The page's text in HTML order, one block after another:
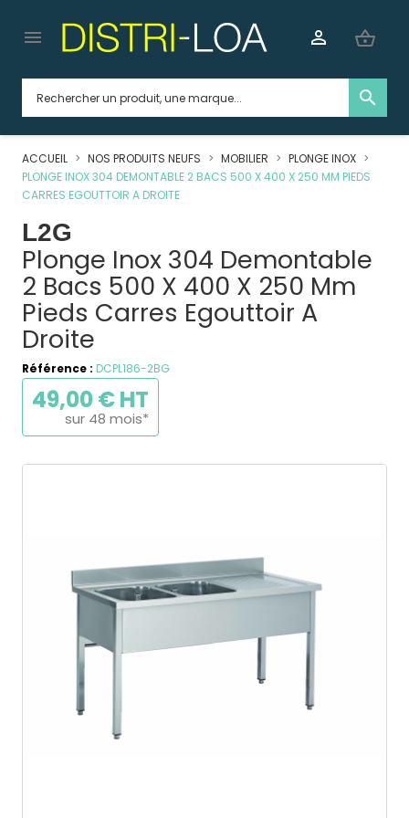
search
 shopping_basket

ACCUEIL NOS PRODUITS NEUFS MOBILIER
PLONGE INOX
PLONGE INOX 304 DEMONTABLE 2 BACS 500 X 400 X 250 MM PIEDS
CARRES EGOUTTOIR A DROITE
L2G
Plonge Inox 304 Demontable
2 Bacs 500 X 400 X 250 Mm
Pieds Carres Egouttoir A
Droite
Référence : DCPL186-2BG
49,00 € HT
sur 48 mois*